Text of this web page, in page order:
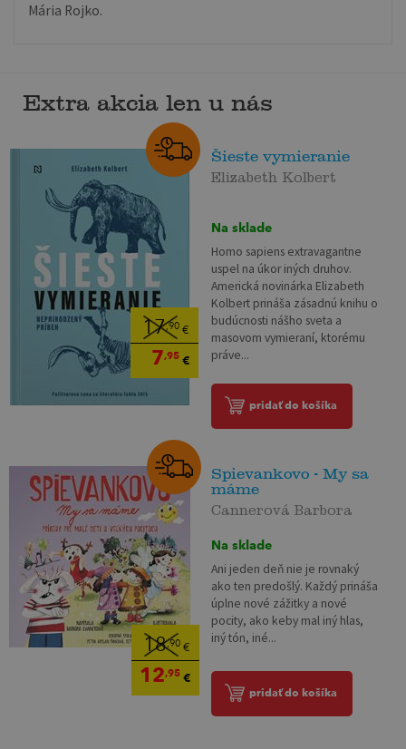
Mária Rojko.
Extra akcia len u nás
17,90€
7,95€
Šieste vymieranie
Elizabeth Kolbert
Na sklade
Homo sapiens extravagantne
uspel na úkor iných druhov.
Americká novinárka Elizabeth
Kolbert prináša zásadnú knihu o
budúcnosti nášho sveta a
masovom vymieraní, ktorému
práve...
pridať do košíka
18,90€
12,95€
Spievankovo - My sa
máme
Cannerová Barbora
Na sklade
Ani jeden deň nie je rovnaký
ako ten predošlý. Každý prináša
úplne nové zážitky a nové
pocity, ako keby mal iný hlas,
iný tón, iné...
pridať do košíka